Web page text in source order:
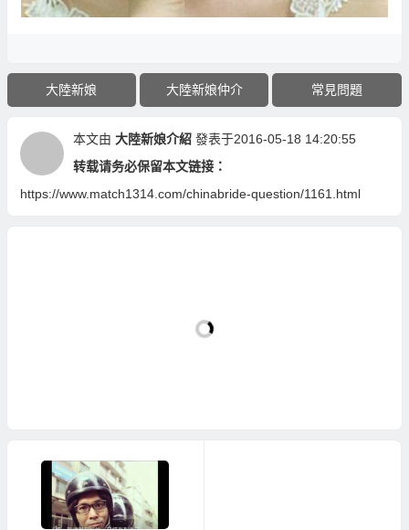
大陸新娘 大陸新娘仲介 常見問題
本文由 大陸新娘介紹 發表于2016-05-18 14:20:55
转载请务必保留本文链接：
https://www.match1314.com/chinabride-question/1161.html